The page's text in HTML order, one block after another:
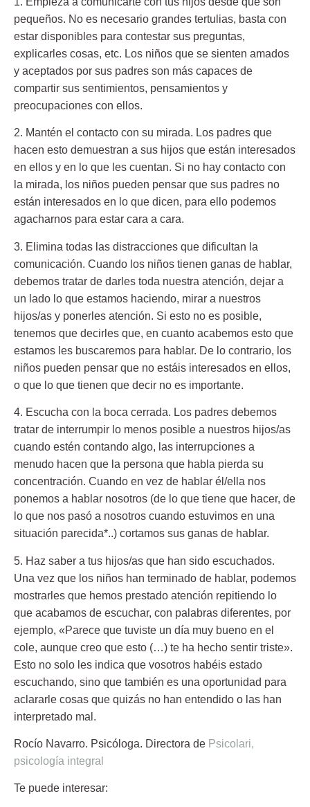
pequeños. No es necesario grandes tertulias, basta con
estar disponibles para contestar sus preguntas,
explicarles cosas, etc. Los niños que se sienten amados
y aceptados por sus padres son más capaces de
compartir sus sentimientos, pensamientos y
preocupaciones con ellos.
2. Mantén el contacto con su mirada. Los padres que
hacen esto demuestran a sus hijos que están interesados
en ellos y en lo que les cuentan. Si no hay contacto con
la mirada, los niños pueden pensar que sus padres no
están interesados en lo que dicen, para ello podemos
agacharnos para estar cara a cara.
3. Elimina todas las distracciones que dificultan la
comunicación. Cuando los niños tienen ganas de hablar,
debemos tratar de darles toda nuestra atención, dejar a
un lado lo que estamos haciendo, mirar a nuestros
hijos/as y ponerles atención. Si esto no es posible,
tenemos que decirles que, en cuanto acabemos esto que
estamos les buscaremos para hablar. De lo contrario, los
niños pueden pensar que no estáis interesados en ellos,
o que lo que tienen que decir no es importante.
4. Escucha con la boca cerrada. Los padres debemos
tratar de interrumpir lo menos posible a nuestros hijos/as
cuando estén contando algo, las interrupciones a
menudo hacen que la persona que habla pierda su
concentración. Cuando en vez de hablar él/ella nos
ponemos a hablar nosotros (de lo que tiene que hacer, de
lo que nos pasó a nosotros cuando estuvimos en una
situación parecida*..) cortamos sus ganas de hablar.
5. Haz saber a tus hijos/as que han sido escuchados.
Una vez que los niños han terminado de hablar, podemos
mostrarles que hemos prestado atención repitiendo lo
que acabamos de escuchar, con palabras diferentes, por
ejemplo, «Parece que tuviste un día muy bueno en el
cole, aunque creo que esto (…) te ha hecho sentir triste».
Esto no solo les indica que vosotros habéis estado
escuchando, sino que también es una oportunidad para
aclararle cosas que quizás no han entendido o las han
interpretado mal.
Rocío Navarro. Psicóloga. Directora de Psicolari,
psicología integral
Te puede interesar: